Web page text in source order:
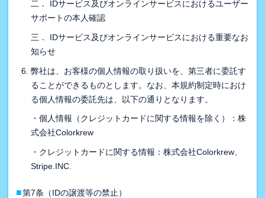
二． IDサービス及びオンラインサービスにおけるユーザー
サポートの本人確認
三． IDサービス及びオンラインサービスにおける重要なお
知らせ
弊社は、お客様の個人情報の取り扱いを、第三者に委託す
ることができるものとします。なお、本規約制定時におけ
る個人情報の委託先は、以下の通りとなります。
・個人情報（クレジットカードに関する情報を除く）：株
式会社Colorkrew
・クレジットカードに関する情報：株式会社Colorkrew、
Stripe.INC.
■第7条（IDの譲渡等の禁止）